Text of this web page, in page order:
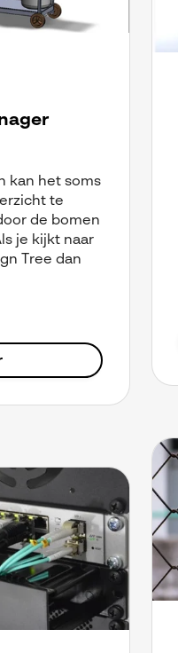
kan het soms
te
de bomen
je kijkt naar
Tree dan